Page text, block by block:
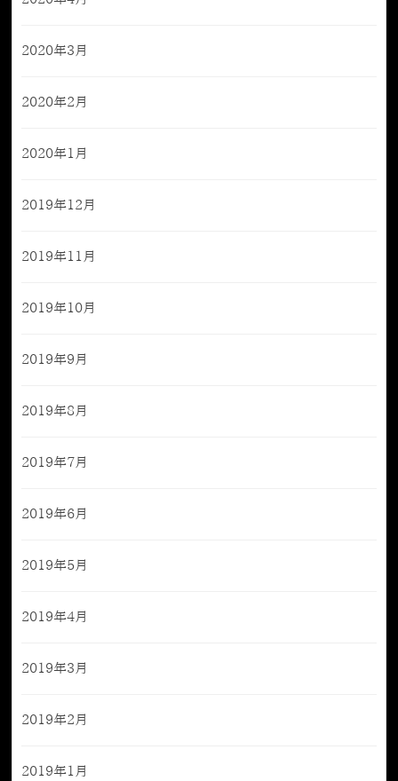
2020年3月
2020年2月
2020年1月
2019年12月
2019年11月
2019年10月
2019年9月
2019年8月
2019年7月
2019年6月
2019年5月
2019年4月
2019年3月
2019年2月
2019年1月